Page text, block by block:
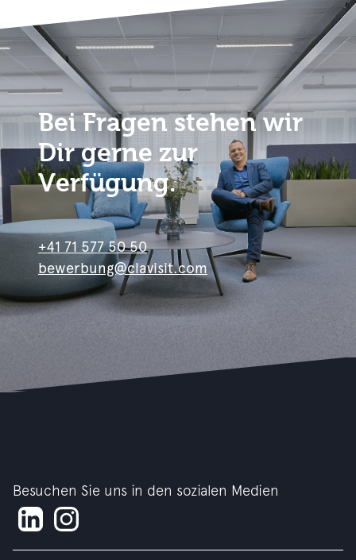
Bei Fragen stehen wir
Dir gerne zur
Verfügung.
+41 71 577 50 50
bewerbung@clavisit.com
Besuchen Sie uns in den sozialen Medien